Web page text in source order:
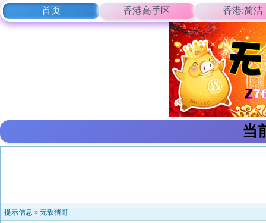
首页 香港高手区 香港:简洁
当
提示信息 » 无敌猪哥